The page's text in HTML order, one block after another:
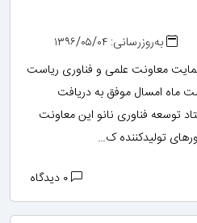
به‌روزرسانی: ۱۳۹۶/۰۵/۰۴
معاونت علمی و فناوری ریاست
ماه امسال موفق به دریافت
توسعه فناوری نانو این معاونت
تولید‌کننده ک…